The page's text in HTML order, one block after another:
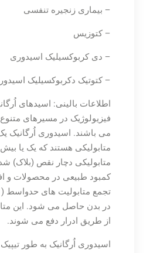
– بیماری زنجیره تنفسی
– کتوزیس
– دی کربوکسیلیک اسیدوری
– کتوتیک دکربوکسیلیک
اطلاعات بالینی: اسیدهای
فیزیولوژیک در مسیرهای
می باشند. اسیدوری اُرگانیک
متابولیکی هستند که یک یا
متابولیکی دچار نقص (بلاک)
کمبود طبیعی در محصولات و
تجمع متابولیت های حدواسط (
در بدن حاصل می شود. این
از طریق ادرار دفع می شوند.
اسیدوری اُرگانیک به طور